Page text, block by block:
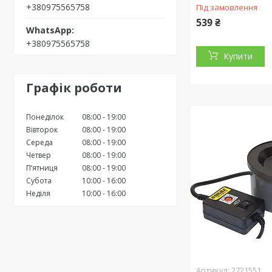
+380975565758
+380975565758
Графік роботи
Понеділок 08:00
19:00
Вівторок
08:00
19:00
Середа
08:00
19:00
Четвер
08:00
19:00
Пʼятниця
08:00
19:00
Субота
10:00
16:00
Неділя
10:00 16:00
Під замовлення
539 ₴
Купити